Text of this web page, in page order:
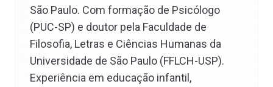
São Paulo. Com formação de Psicólogo
(PUC-SP) e doutor pela Faculdade de
Filosofia, Letras e Ciências Humanas da
Universidade de São Paulo (FFLCH-USP).
Experiência em educação infantil,